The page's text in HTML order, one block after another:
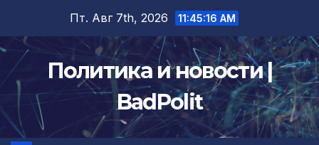
содержимому
Пт. Авг 7th, 2026 11:45:17 AM
Политика и новости |
BadPolit